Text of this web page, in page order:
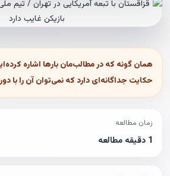
همان گونه که در مطالب‌مان بارها اشاره
حکایت جداگانه‌ای دارد که نمی‌توان آن را با
زمان مطالعه
1 دقیقه مطالعه